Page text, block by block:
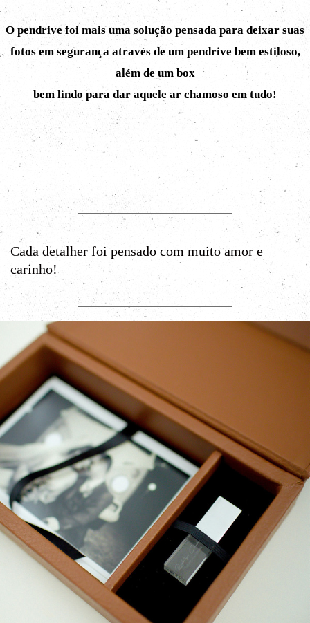
O pendrive foi mais uma solução pensada para deixar suas
fotos em segurança através de um pendrive bem estiloso,
além de um box
bem lindo para dar aquele ar chamoso em tudo!
Cada detalher foi pensado com muito amor e
carinho!